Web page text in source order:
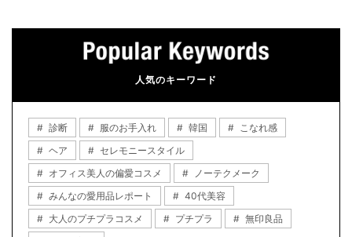
人気のキーワード
診断 服のお手入れ 韓国
こなれ感
ヘア
セレモニースタイル
オフィス美人の偏愛コスメ
ノーテクメーク
みんなの愛用品レポート
40代美容
大人のプチプラコスメ
プチプラ
無印良品